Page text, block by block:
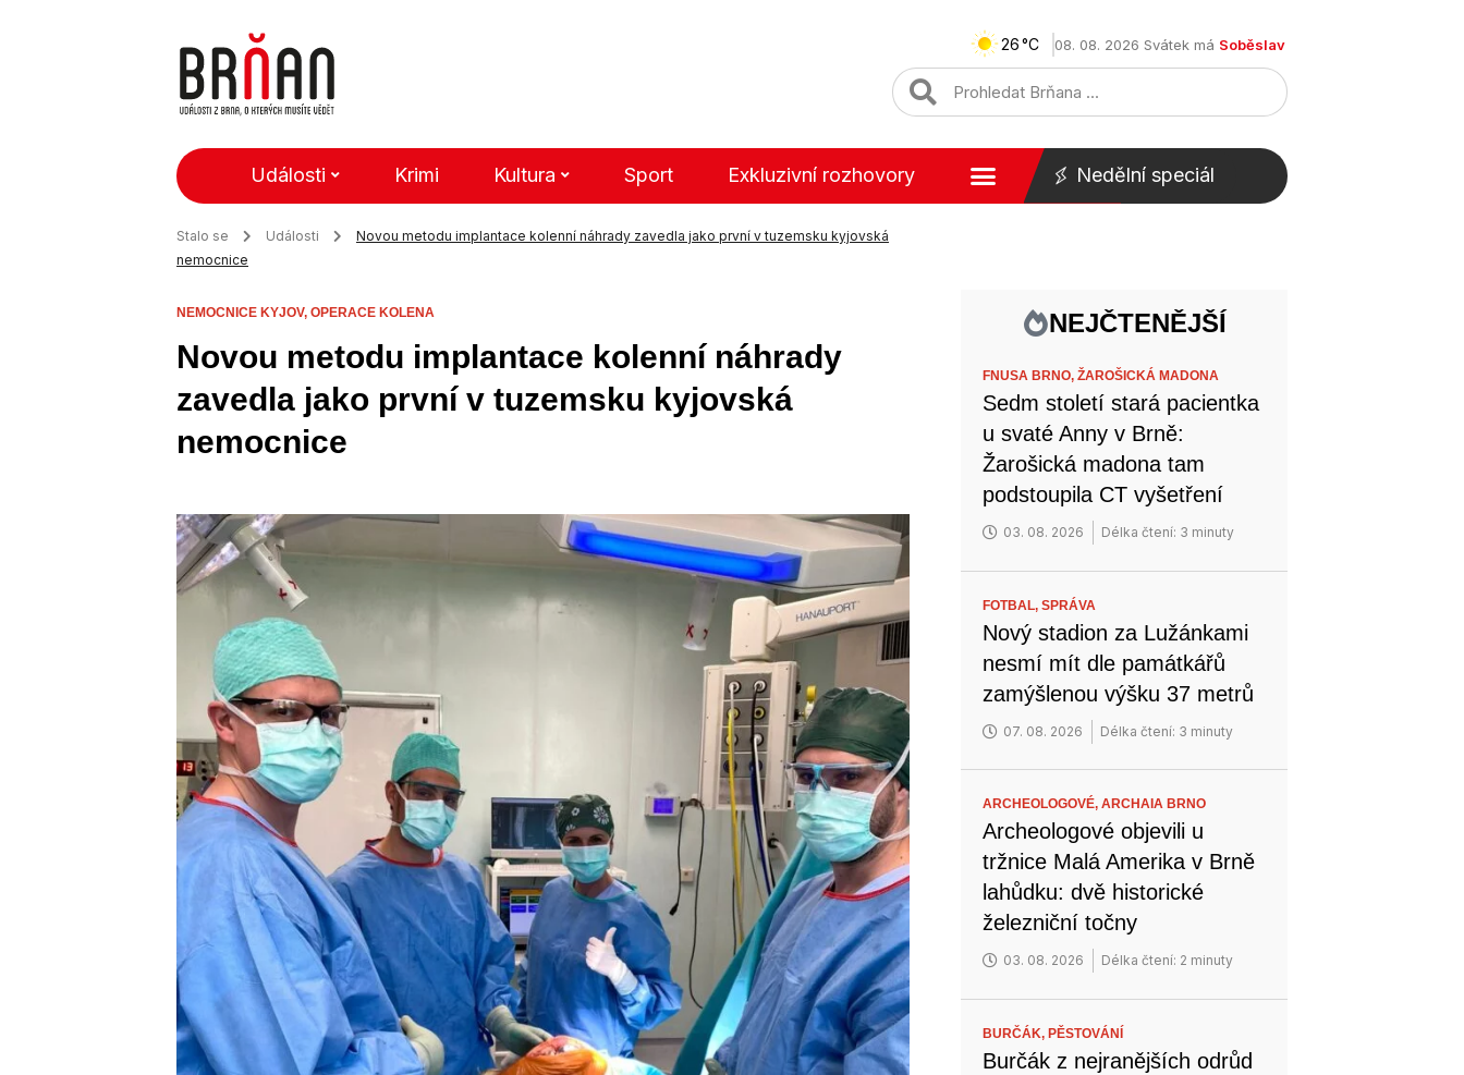
26 08. 08. 2026 Svátek má Soběslav
Události Krimi Kultura Sport Exkluzivní rozhovory Nedělní speciál
Stalo se Události
Novou metodu implantace kolenní náhrady zavedla jako první v tuzemsku kyjovská
nemocnice
NEMOCNICE KYJOV, OPERACE KOLENA
Novou metodu implantace kolenní náhrady
zavedla jako první v tuzemsku kyjovská
nemocnice
NEJČTENĚJŠÍ
FNUSA BRNO,ŽAROŠICKÁ MADONA
Sedm století stará pacientka
u svaté Anny v Brně:
Žarošická madona tam
podstoupila CT vyšetření
03. 08. 2026 Délka čtení: 3 minuty
FOTBAL,SPRÁVA
Nový stadion za Lužánkami
nesmí mít dle památkářů
zamýšlenou výšku 37 metrů
07. 08. 2026 Délka čtení: 3 minuty
ARCHEOLOGOVÉ,ARCHAIA BRNO
Archeologové objevili u
tržnice Malá Amerika v Brně
lahůdku: dvě historické
železniční točny
03. 08. 2026 Délka čtení: 2 minuty
BURČÁK,PĚSTOVÁNÍ
Burčák z nejranějších odrůd